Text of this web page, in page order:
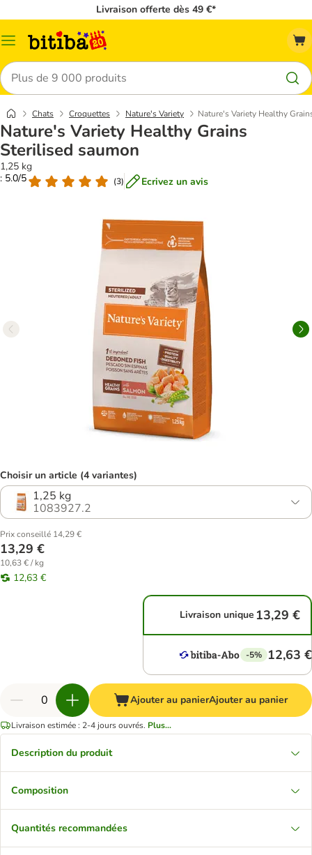
Livraison offerte dès 49 €*
Menu
Rechercher
Chats Croquettes Nature's Variety Nature's Variety Healthy
Nature's Variety Healthy Grains
Sterilised saumon
1,25 kg
: 5.0/5
(3) Ecrivez un avis
Choisir un article (4 variantes)
1,25 kg
1083927.2
Prix conseillé 14,29 €
13,29 €
10,63 € / kg
12,63 €
Livraison unique 13,29 €
-5% 12,63 €
Ajouter au panierAjouter au panier
Livraison estimée : 2-4 jours ouvrés. Plus...
Description du produit
Composition
Quantités recommandées